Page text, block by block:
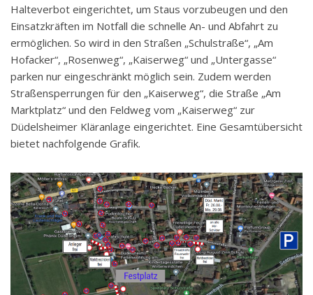
Halteverbot eingerichtet, um Staus vorzubeugen und den
Einsatzkräften im Notfall die schnelle An- und Abfahrt zu
ermöglichen. So wird in den Straßen „Schulstraße“, „Am
Hofacker“, „Rosenweg“, „Kaiserweg“ und „Untergasse“
parken nur eingeschränkt möglich sein. Zudem werden
Straßensperrungen für den „Kaiserweg“, die Straße „Am
Marktplatz“ und den Feldweg vom „Kaiserweg“ zur
Düdelsheimer Kläranlage eingerichtet. Eine Gesamtübersicht
bietet nachfolgende Grafik.